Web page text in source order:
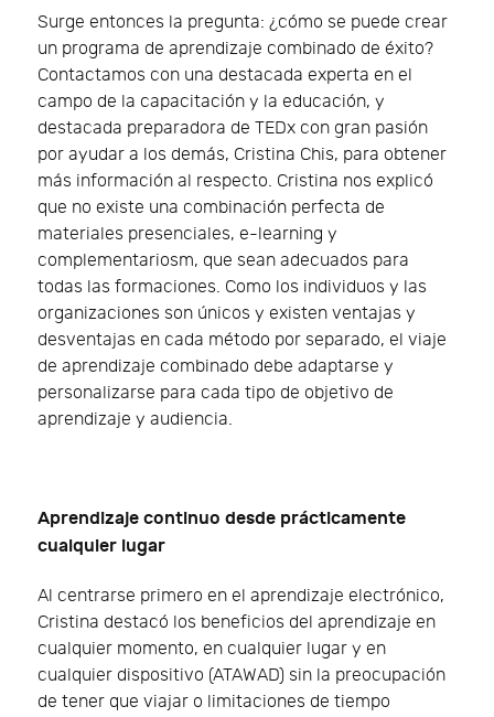
Surge entonces la pregunta: ¿cómo se puede crear
un programa de aprendizaje combinado de éxito?
Contactamos con una destacada experta en el
campo de la capacitación y la educación, y
destacada preparadora de TEDx con gran pasión
por ayudar a los demás, Cristina Chis, para obtener
más información al respecto. Cristina nos explicó
que no existe una combinación perfecta de
materiales presenciales, e-learning y
complementariosm, que sean adecuados para
todas las formaciones. Como los individuos y las
organizaciones son únicos y existen ventajas y
desventajas en cada método por separado, el viaje
de aprendizaje combinado debe adaptarse y
personalizarse para cada tipo de objetivo de
aprendizaje y audiencia.
Aprendizaje continuo desde prácticamente
cualquier lugar
Al centrarse primero en el aprendizaje electrónico,
Cristina destacó los beneficios del aprendizaje en
cualquier momento, en cualquier lugar y en
cualquier dispositivo (ATAWAD) sin la preocupación
de tener que viajar o limitaciones de tiempo